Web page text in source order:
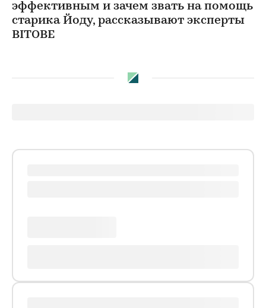
эффективным и зачем звать на помощь
старика Йоду, рассказывают эксперты
BITOBE